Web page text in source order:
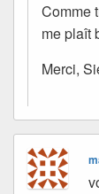
Comme
me plaît
Merci,